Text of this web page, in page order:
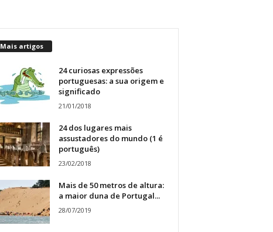
Mais artigos
24 curiosas expressões
portuguesas: a sua origem e
significado
21/01/2018
24 dos lugares mais
assustadores do mundo (1 é
português)
23/02/2018
Mais de 50 metros de altura:
a maior duna de Portugal...
28/07/2019